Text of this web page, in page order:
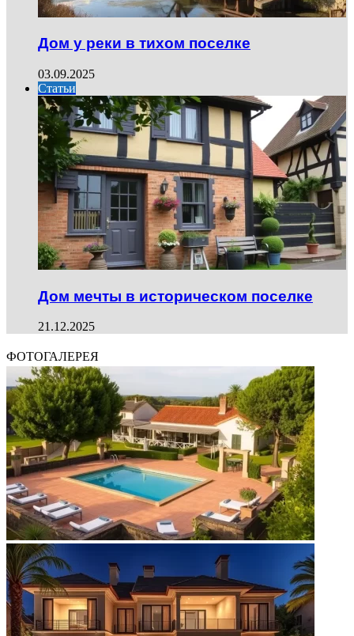
Дом у реки в тихом поселке
03.09.2025
Статьи
Дом мечты в историческом поселке
21.12.2025
ФОТОГАЛЕРЕЯ